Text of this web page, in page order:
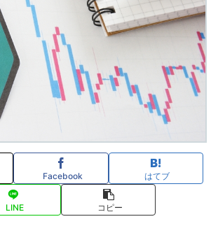
Facebook はてブ
LINE コピー